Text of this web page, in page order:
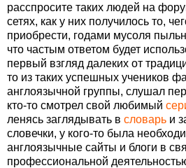
расспросите таких людей на
сетях, как у них получилось то,
приобрести, годами мусоля
что частым ответом будет
первый взгляд далеких от
то из таких успешных учеников
англоязычной группы, слушал
кто-то смотрел свой любимый
ленясь заглядывать в словарь и
словечки, у кого-то была
англоязычные сайты и блоги в
профессиональной